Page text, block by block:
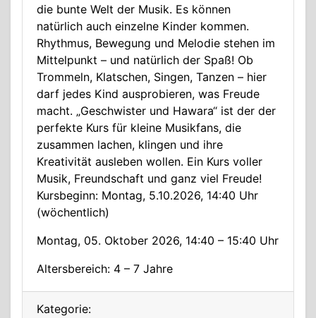
die bunte Welt der Musik. Es können
natürlich auch einzelne Kinder kommen.
Rhythmus, Bewegung und Melodie stehen im
Mittelpunkt – und natürlich der Spaß! Ob
Trommeln, Klatschen, Singen, Tanzen – hier
darf jedes Kind ausprobieren, was Freude
macht. „Geschwister und Hawara“ ist der der
perfekte Kurs für kleine Musikfans, die
zusammen lachen, klingen und ihre
Kreativität ausleben wollen. Ein Kurs voller
Musik, Freundschaft und ganz viel Freude!
Kursbeginn: Montag, 5.10.2026, 14:40 Uhr
(wöchentlich)
Montag, 05. Oktober 2026, 14:40 – 15:40 Uhr
Altersbereich: 4 – 7 Jahre
Kategorie: